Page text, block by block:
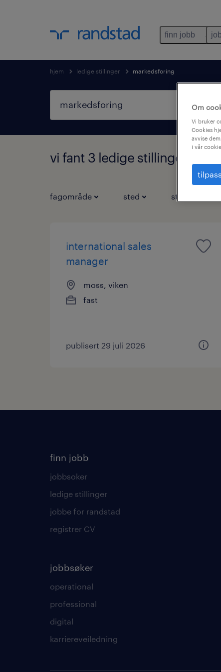
finn jobb
hjem ledige stillinger markedsforing
vi fant 3 ledige stillinger for
fagområde sted stillingstype
international sales
manager
moss, viken
fast
publisert 29 juli 2026
finn jobb
jobbsoker
ledige stillinger
jobbe for randstad
registrer CV
jobbsøker
operational
professional
digital
karriereveiledning
Om
Vi bruker
Cookies
avvise
i vår